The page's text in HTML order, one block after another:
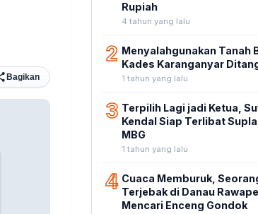
Bagikan
Rupiah
4 tahun yang lalu
2 Menyalahgunakan Tanah
Kades Karanganyar
1 tahun yang lalu
3 Terpilih Lagi jadi Ketua,
Kendal Siap Terlibat
MBG
1 tahun yang lalu
4 Cuaca Memburuk,
Terjebak di Danau
Mencari Enceng Gondok